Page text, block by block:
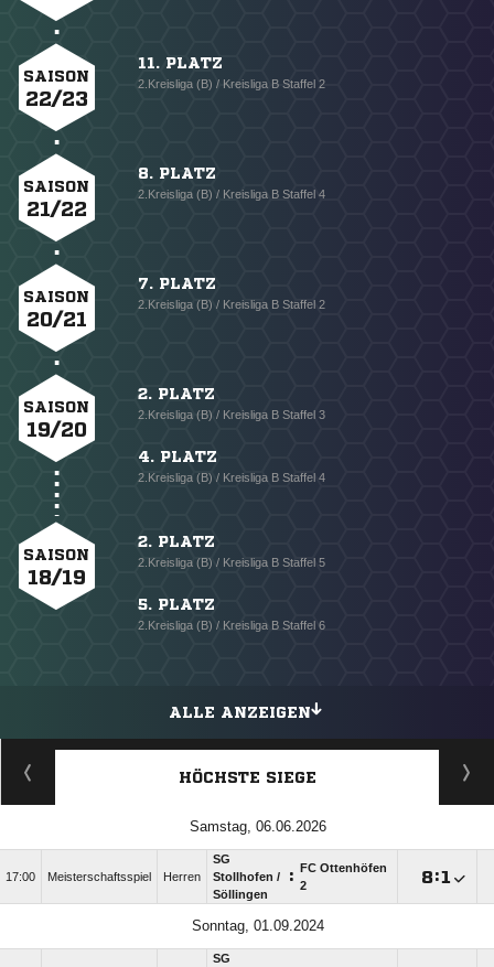
SAISON
22/23
11. PLATZ
2.Kreisliga (B) / Kreisliga B Staffel 2
SAISON
21/22
8. PLATZ
2.Kreisliga (B) / Kreisliga B Staffel 4
SAISON
20/21
7. PLATZ
2.Kreisliga (B) / Kreisliga B Staffel 2
SAISON
19/20
2. PLATZ
2.Kreisliga (B) / Kreisliga B Staffel 3
4. PLATZ
2.Kreisliga (B) / Kreisliga B Staffel 4
SAISON
18/19
2. PLATZ
2.Kreisliga (B) / Kreisliga B Staffel 5
5. PLATZ
2.Kreisliga (B) / Kreisliga B Staffel 6
ALLE ANZEIGEN
HÖCHSTE SIEGE
Samstag, 06.06.2026
17:00 Meisterschaftsspiel Herren
SG
Stollhofen /​
Söllingen
:
FC Ottenhöfen
2
:
Sonntag, 01.09.2024
SG